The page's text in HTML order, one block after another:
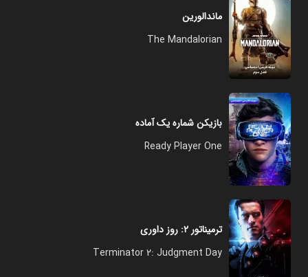
ماندالورین
The Mandalorian
بازیکن شماره یک آماده
Ready Player One
ترمیناتور ۲: روز داوری
Terminator 2: Judgment Day